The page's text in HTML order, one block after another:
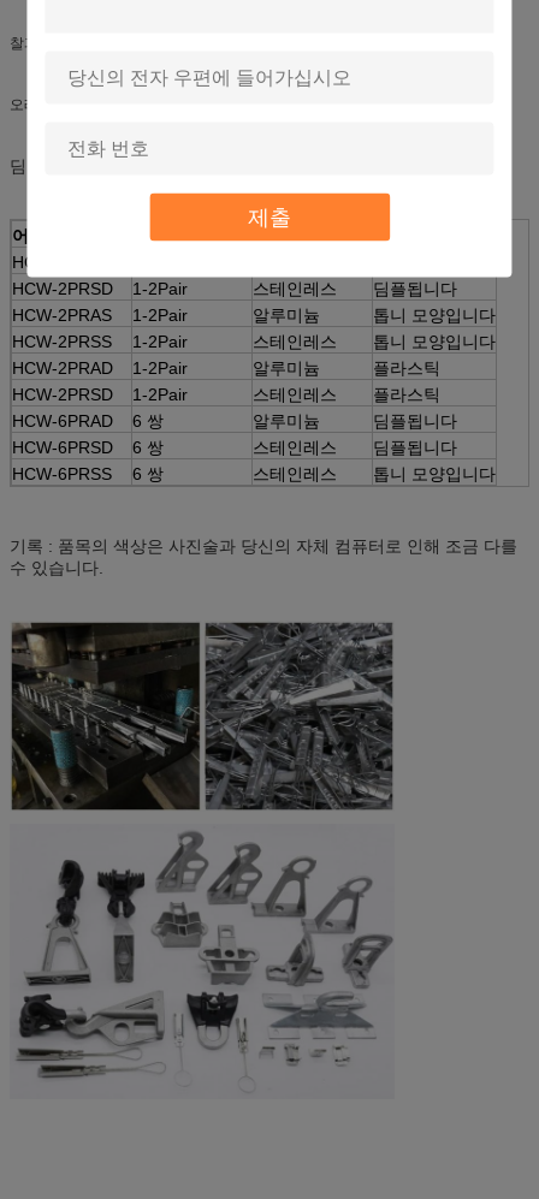
제출
찰과상과 마모 저항자. 유지보수가 필요없습니다.
오래갑니다. 용이한 설치. 제거할 수 있습니다.
딤플된 쐐기는 손상되는 것으로부터 케이블 피복을 보호합니다.
어떤 부분. 드롭 케이블
쐐기 타입
HCW-2PRAD
HCW-2PRSD
1-2Pair 스테인레스
딤플됩니다
HCW-2PRAS
1-2Pair 알루미늄
톱니 모양입니다
HCW-2PRSS
1-2Pair 스테인레스
톱니 모양입니다
HCW-2PRAD
1-2Pair 알루미늄
플라스틱
HCW-2PRSD
1-2Pair 스테인레스
플라스틱
HCW-6PRAD
6 쌍 알루미늄
딤플됩니다
HCW-6PRSD
6 쌍 스테인레스
딤플됩니다
HCW-6PRSS
6 쌍 스테인레스 톱니 모양입니다
기록 : 품목의 색상은 사진술과 당신의 자체 컴퓨터로 인해 조금 다를
수 있습니다.